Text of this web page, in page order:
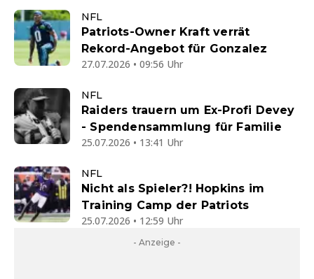
NFL
Patriots-Owner Kraft verrät
Rekord-Angebot für Gonzalez
27.07.2026 • 09:56 Uhr
NFL
Raiders trauern um Ex-Profi Devey
- Spendensammlung für Familie
25.07.2026 • 13:41 Uhr
NFL
Nicht als Spieler?! Hopkins im
Training Camp der Patriots
25.07.2026 • 12:59 Uhr
- Anzeige -